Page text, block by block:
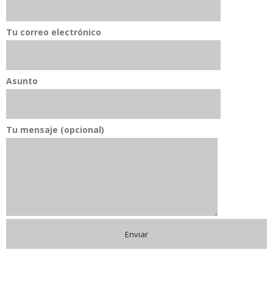
Tu correo electrónico
Asunto
Tu mensaje (opcional)